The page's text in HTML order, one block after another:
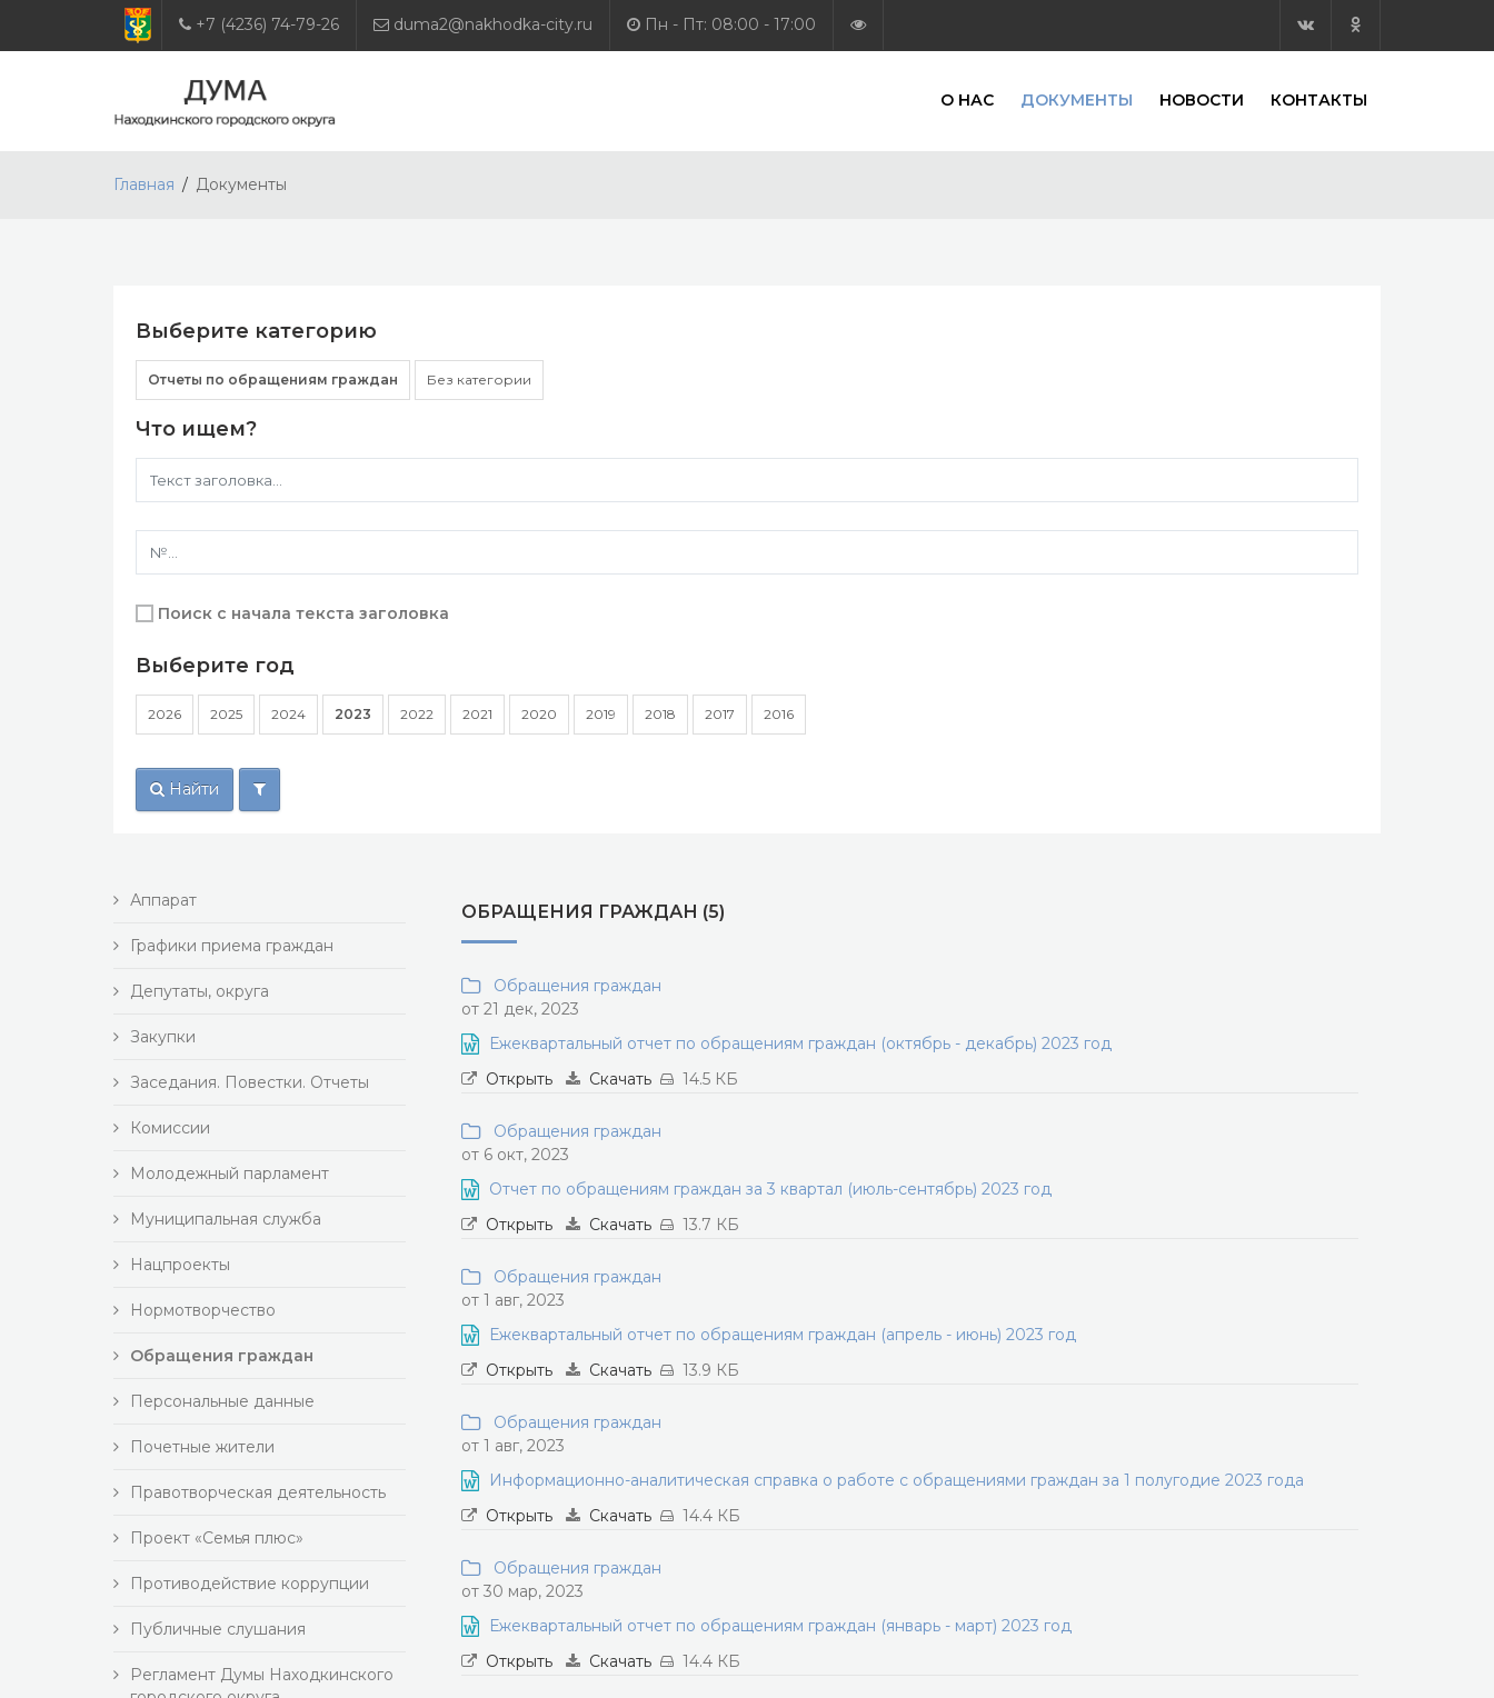
+7 (4236) 74-79-26 duma2@nakhodka-city.ru Пн - Пт: 08:00 - 17:00
О НАС ДОКУМЕНТЫ НОВОСТИ КОНТАКТЫ
Главная Документы
Выберите категорию
Отчеты по обращениям граждан Без категории
Что ищем?
Поиск с начала текста заголовка
Выберите год
2026 2025 2024 2023 2022 2021 2020 2019 2018 2017 2016
Найти
Аппарат
Графики приема граждан
Депутаты, округа
Закупки
Заседания. Повестки. Отчеты
Комиссии
Молодежный парламент
Муниципальная служба
Нацпроекты
Нормотворчество
Обращения граждан
Персональные данные
Почетные жители
Правотворческая деятельность
Проект «Семья плюс»
Противодействие коррупции
Публичные слушания
Регламент Думы Находкинского
ОБРАЩЕНИЯ ГРАЖДАН (5)
Обращения граждан
от 21 дек, 2023
Ежеквартальный отчет по обращениям граждан (октябрь - декабрь) 2023 год
Открыть
Скачать 14.5 КБ
Обращения граждан
от 6 окт, 2023
Отчет по обращениям граждан за 3 квартал (июль-сентябрь) 2023 год
Открыть
Скачать 13.7 КБ
Обращения граждан
от 1 авг, 2023
Ежеквартальный отчет по обращениям граждан (апрель - июнь) 2023 год
Открыть
Скачать 13.9 КБ
Обращения граждан
от 1 авг, 2023
Информационно-аналитическая справка о работе с обращениями граждан за 1 полугодие 2023 года
Открыть
Скачать 14.4 КБ
Обращения граждан
от 30 мар, 2023
Ежеквартальный отчет по обращениям граждан (январь - март) 2023 год
Открыть
Скачать 14.4 КБ